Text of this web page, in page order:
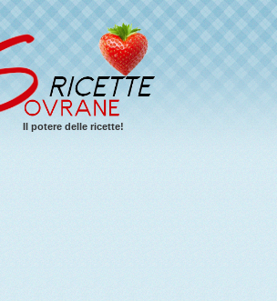
Il potere delle ricette!